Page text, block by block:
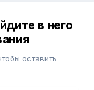
в него
оставить